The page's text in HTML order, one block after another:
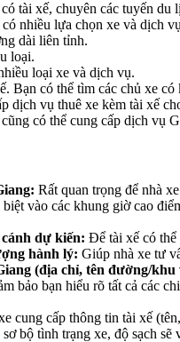
tài xế, chuyên các tuyến du
nhiều lựa chọn xe và dịch
dài liên tỉnh.
loại.
loại xe và dịch vụ.
Bạn có thể tìm các chủ xe
dịch vụ thuê xe kèm tài xế
có thể cung cấp dịch vụ
Rất quan trọng để nhà
vào các khung giờ cao
dự kiến: Để tài xế có thể
hành lý: Giúp nhà xe tư
(địa chỉ, tên đường/khu
bảo bạn hiểu rõ tất cả các
cung cấp thông tin tài xế
bộ tình trạng xe, độ sạch sẽ